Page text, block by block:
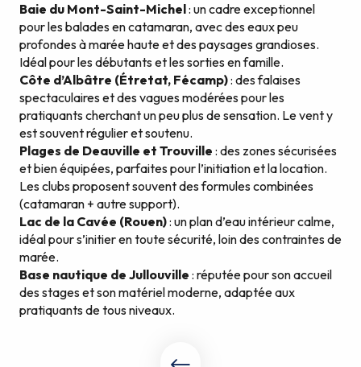
Baie du Mont-Saint-Michel: un cadre exceptionnel
pour les balades en catamaran, avec des eaux peu
profondes à marée haute et des paysages grandioses.
Idéal pour les débutants et les sorties en famille.
Côte d’Albâtre (Étretat, Fécamp): des falaises
spectaculaires et des vagues modérées pour les
pratiquants cherchant un peu plus de sensation. Le vent y
est souvent régulier et soutenu.
Plages de Deauville et Trouville : des zones sécurisées
et bien équipées, parfaites pour l’initiation et la location.
Les clubs proposent souvent des formules combinées
(catamaran + autre support).
Lac de la Cavée (Rouen): un plan d’eau intérieur calme,
idéal pour s’initier en toute sécurité, loin des contraintes de
marée.
Base nautique de Jullouville : réputée pour son accueil
des stages et son matériel moderne, adaptée aux
pratiquants de tous niveaux.